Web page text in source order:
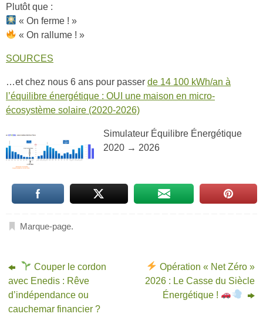
Plutôt que :
« On ferme ! »
« On rallume ! »
SOURCES
…et chez nous 6 ans pour passer de 14 100 kWh/an à
l’équilibre énergétique : OUI une maison en micro-
écosystème solaire (2020-2026)
Simulateur Équilibre Énergétique
2020 → 2026
Marque-page.
Couper le cordon
avec Enedis : Rêve
d’indépendance ou
cauchemar financier ?
Opération « Net Zéro »
2026 : Le Casse du Siècle
Énergétique !